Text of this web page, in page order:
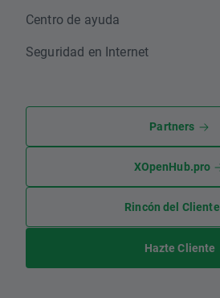
Centro de ayuda
Seguridad en Internet
Partners
XOpenHub.pro
Rincón del Cliente
Hazte Cliente